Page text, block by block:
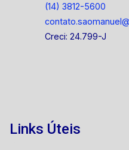
(14) 3812-5600
Creci: 24.799-J
Links Úteis